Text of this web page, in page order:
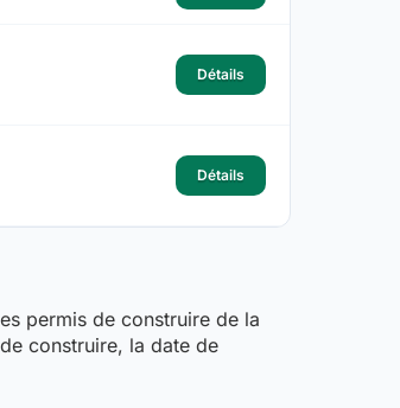
Détails
Détails
permis de construire de la
construire, la date de